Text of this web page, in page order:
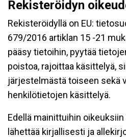
Rekisteröidyn
Rekisteröidyllä on EU:
679/2016 artiklan 15 -21
pääsy tietoihin, pyytää
poistoa, rajoittaa käsittelyä,
järjestelmästä toiseen sekä
henkilötietojen käsittelyä.
Edellä mainittuihin
lähettää kirjallisesti ja